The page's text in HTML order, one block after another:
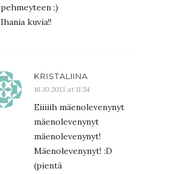
pehmeyteen ;)
Ihania kuvia!!
KRISTALIINA
16.10.2013 at 11:54
Eiiiiih mäenolevenynyt
mäenolevenynyt
mäenolevenynyt!
Mäenolevenynyt! :D
(pientä